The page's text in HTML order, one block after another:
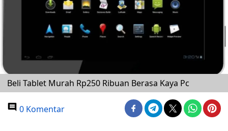
Beli Tablet Murah Rp250 Ribuan Berasa Kaya Pc
0 Komentar